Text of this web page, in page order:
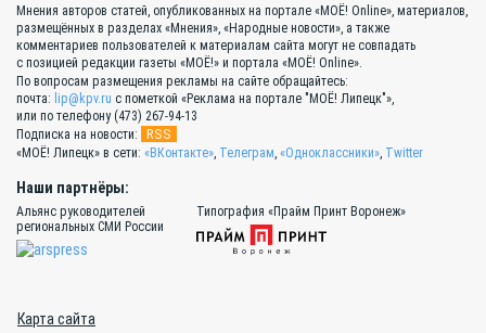
Мнения авторов статей, опубликованных на портале «МОЁ! Online», материалов,
размещённых в разделах «Мнения», «Народные новости», а также
комментариев пользователей к материалам сайта могут не совпадать
с позицией редакции газеты «МОЁ!» и портала «МОЁ! Online».
По вопросам размещения рекламы на сайте обращайтесь:
почта: lip@kpv.ru с пометкой «Реклама на портале "МОЁ! Липецк"»,
или по телефону (473) 267-94-13
Подписка на новости:
RSS
«МОЁ! Липецк» в сети: «ВКонтакте» Телеграм «Одноклассники» Twitter
Наши партнёры:
Альянс руководителей
региональных СМИ России
Типография «Прайм Принт Воронеж»
Карта сайта